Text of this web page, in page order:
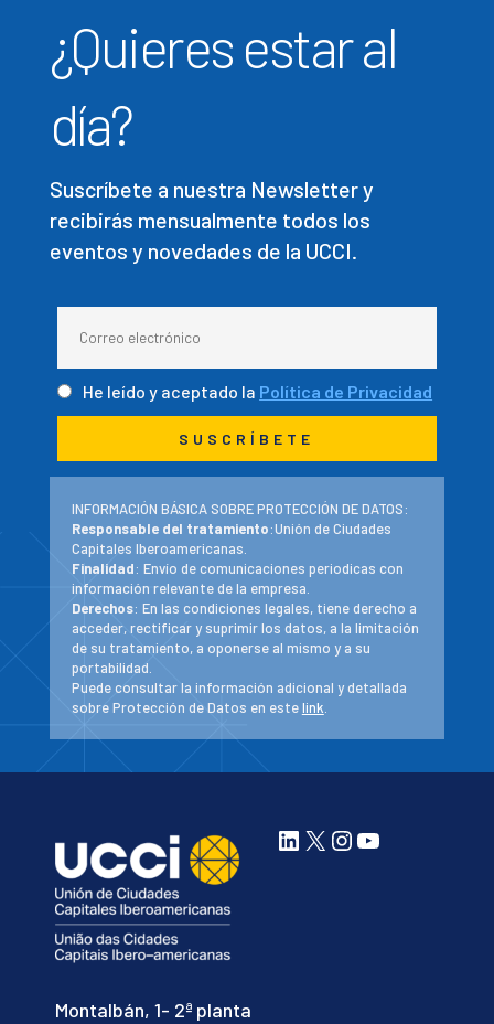
¿Quieres estar al
día?
Suscríbete a nuestra Newsletter y
recibirás mensualmente todos los
eventos y novedades de la UCCI.
He leído y aceptado la Política de Privacidad
INFORMACIÓN BÁSICA SOBRE PROTECCIÓN DE DATOS:
Responsable del tratamiento:Unión de Ciudades
Capitales Iberoamericanas.
Finalidad: Envío de comunicaciones periodicas con
información relevante de la empresa.
Derechos: En las condiciones legales, tiene derecho a
acceder, rectificar y suprimir los datos, a la limitación
de su tratamiento, a oponerse al mismo y a su
portabilidad.
Puede consultar la información adicional y detallada
sobre Protección de Datos en estelink
Montalbán, 1- 2ª planta
LinkedIn
X Instagram
YouTube